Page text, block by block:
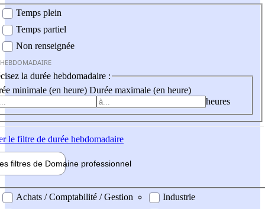
Temps plein
Temps partiel
Non renseignée
la durée hebdomadaire :
minimale (en heure) Durée maximale (en heure)
heures
le filtre de durée hebdomadaire
filtres de Domaine professionnel
professionel
Achats / Comptabilité / Gestion
Industrie